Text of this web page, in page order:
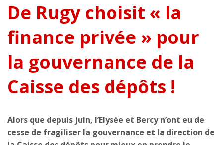
De Rugy choisit « la
finance privée » pour
la gouvernance de la
Caisse des dépôts !
Alors que depuis juin, l’Elysée et Bercy n’ont eu de
cesse de fragiliser la gouvernance et la direction de